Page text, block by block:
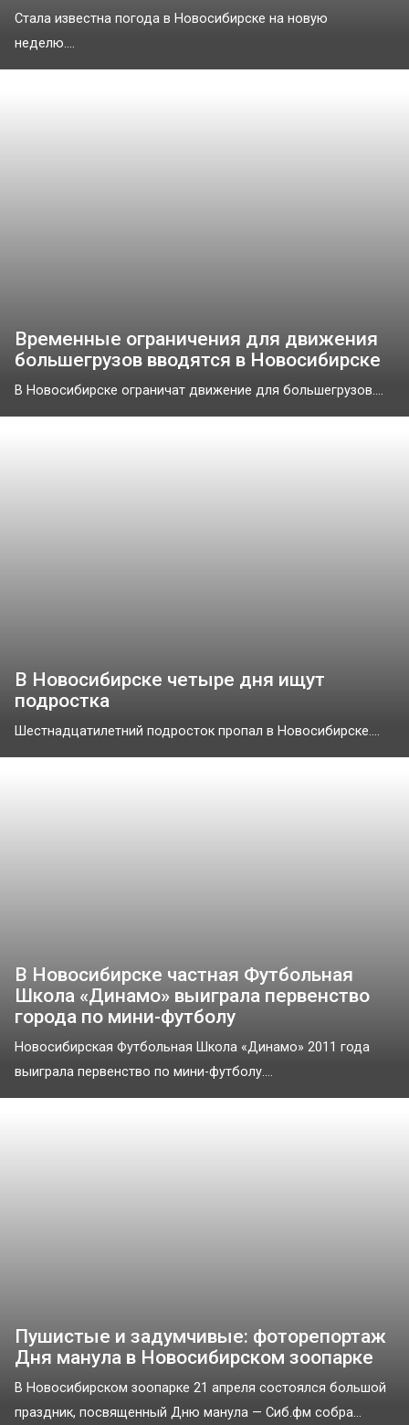
Стала известна погода в Новосибирске на новую
неделю....
Временные ограничения для движения
большегрузов вводятся в Новосибирске
В Новосибирске ограничат движение для большегрузов....
В Новосибирске четыре дня ищут
подростка
Шестнадцатилетний подросток пропал в Новосибирске....
В Новосибирске частная Футбольная
Школа «Динамо» выиграла первенство
города по мини-футболу
Новосибирская Футбольная Школа «Динамо» 2011 года
выиграла первенство по мини-футболу....
Пушистые и задумчивые: фоторепортаж
Дня манула в Новосибирском зоопарке
В Новосибирском зоопарке 21 апреля состоялся большой
праздник, посвященный Дню манула — Сиб.фм собра...